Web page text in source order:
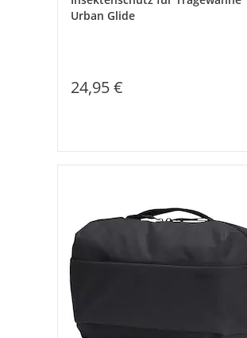
Urban Glide
24,95 €